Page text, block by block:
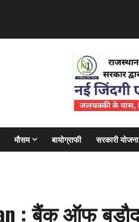
मौसम बायोग्राफी सरकारी योजना
: बैंक ऑफ